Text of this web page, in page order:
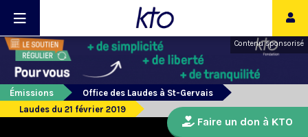
Contenu sponsorisé
Émissions
Office des Laudes à St-Gervais
Laudes du 21 février 2019
Faire un don à KTO